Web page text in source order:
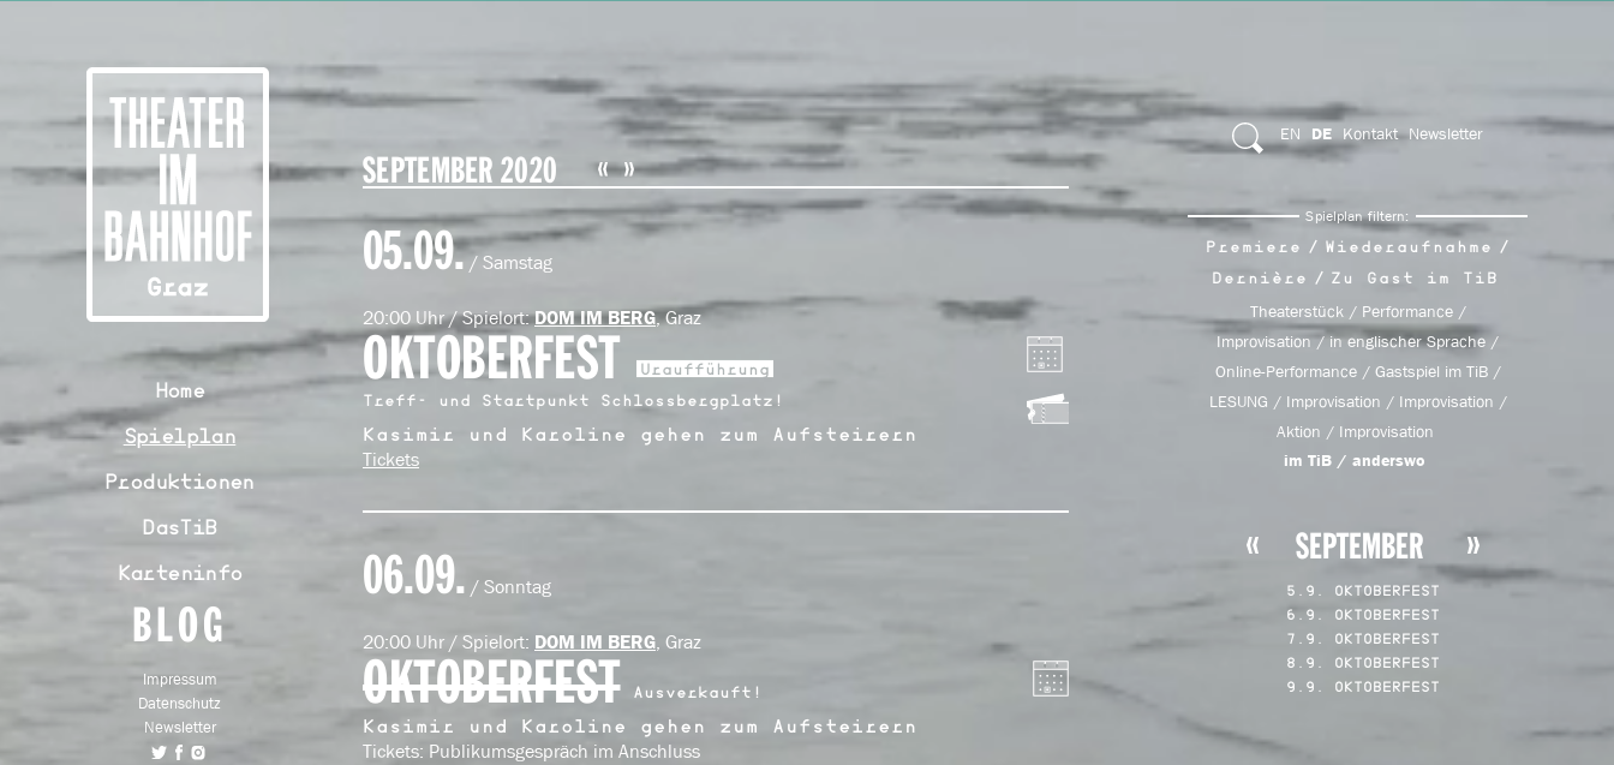
Home
Spielplan
Produktionen
DasTiB
Karteninfo
BLOG
Impressum
Datenschutz
Newsletter
SEPTEMBER 2020
05.09./ Samstag
20:00 Uhr / Spielort:DOM IM BERG, Graz
OKTOBERFEST
Uraufführung
Treff- und Startpunkt Schlossbergplatz!
Kasimir und Karoline gehen zum Aufsteirern
Tickets
06.09. / Sonntag
20:00 Uhr / Spielort: DOM IM BERG, Graz
OKTOBERFEST Ausverkauft!
Kasimir und Karoline gehen zum Aufsteirern
Tickets: Publikumsgespräch im Anschluss
EN DE Kontakt Newsletter
Spielplan filtern:
Premiere
Wiederaufnahme
Dernière
Zu Gast im TiB
Theaterstück
Performance
Improvisation
in englischer Sprache
Online-Performance
Gastspiel im TiB
LESUNG
Improvisation
Improvisation
Aktion
Improvisation
im TiB anderswo
SEPTEMBER
5.9. OKTOBERFEST
6.9. OKTOBERFEST
7.9. OKTOBERFEST
8.9. OKTOBERFEST
9.9. OKTOBERFEST